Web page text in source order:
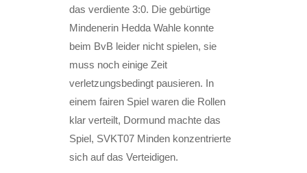
das verdiente 3:0. Die gebürtige
Mindenerin Hedda Wahle konnte
beim BvB leider nicht spielen, sie
muss noch einige Zeit
verletzungsbedingt pausieren. In
einem fairen Spiel waren die Rollen
klar verteilt, Dormund machte das
Spiel, SVKT07 Minden konzentrierte
sich auf das Verteidigen.